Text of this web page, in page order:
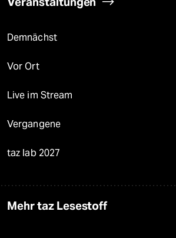
Demnächst
Vor Ort
Live im Stream
Vergangene
taz lab 2027
Mehr taz Lesestoff